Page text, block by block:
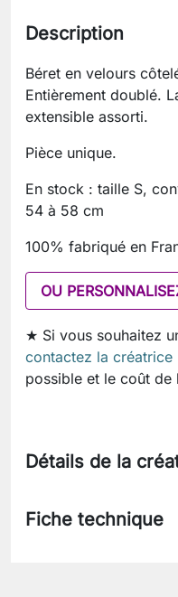
Description
Béret en velours
Entièrement doublé.
extensible assorti.
Pièce unique.
En stock : taille S,
54 à 58 cm
100% fabriqué en
OU
★ Si vous souhaitez
contactez la créatrice
possible et le coût
Détails de la
Fiche technique